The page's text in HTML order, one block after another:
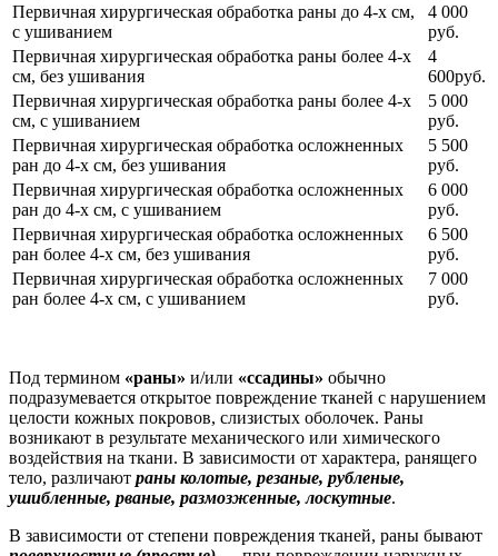
Первичная хирургическая обработка раны до 4-х см,
с ушиванием
4 000
руб.
Первичная хирургическая обработка раны более 4-х
см, без ушивания
4
600руб.
Первичная хирургическая обработка раны более 4-х
см, с ушиванием
5 000
руб.
Первичная хирургическая обработка осложненных
ран до 4-х см, без ушивания
5 500
руб.
Первичная хирургическая обработка осложненных
ран до 4-х см, с ушиванием
6 000
руб.
Первичная хирургическая обработка осложненных
ран более 4-х см, без ушивания
6 500
руб.
Первичная хирургическая обработка осложненных
ран более 4-х см, с ушиванием
7 000
руб.
Под термином «раны» и/или «ссадины» обычно
подразумевается открытое повреждение тканей с нарушением
целости кожных покровов, слизистых оболочек. Раны
возникают в результате механического или химического
воздействия на ткани. В зависимости от характера, ранящего
тело, различают раны колотые, резаные, рубленые,
ушибленные, рваные, размозженные, лоскутные.
В зависимости от степени повреждения тканей, раны бывают